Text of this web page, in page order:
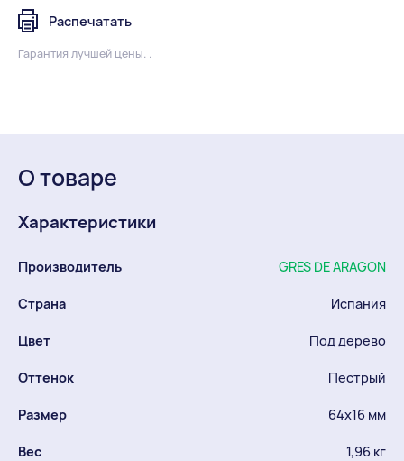
Распечатать
Гарантия лучшей цены. .
О товаре
Характеристики
Производитель GRES DE ARAGON
Страна Испания
Цвет Под дерево
Оттенок Пестрый
Размер 64x16 мм
Вес 1,96 кг